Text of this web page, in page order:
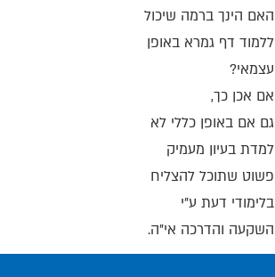
האם הינך ברמה שיכול
ללמוד דף גמרא באופן
עצמאי?
אם אכן כך,
גם אם באופן כללי לא
למדת בעיון מעמיק
פשוט שתוכל להצליח
בלימודי דעת ע"י
השקעה והדרכה אי"ה.